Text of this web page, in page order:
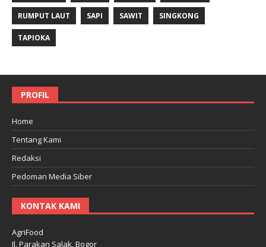
RUMPUT LAUT SAPI SAWIT SINGKONG
TAPIOKA
PROFIL
Home
Tentang Kami
Redaksi
Pedoman Media Siber
KONTAK KAMI
AgriFood
Jl. Parakan Salak, Bogor